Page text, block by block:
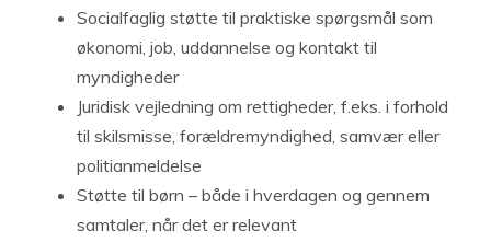
Socialfaglig støtte til praktiske spørgsmål som
økonomi, job, uddannelse og kontakt til
myndigheder
Juridisk vejledning om rettigheder, f.eks. i forhold
til skilsmisse, forældremyndighed, samvær eller
politianmeldelse
Støtte til børn – både i hverdagen og gennem
samtaler, når det er relevant